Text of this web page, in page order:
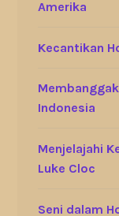
Amerika
Kecantikan
Indonesia
Menjelajahi
Luke Cloc
Seni dalam